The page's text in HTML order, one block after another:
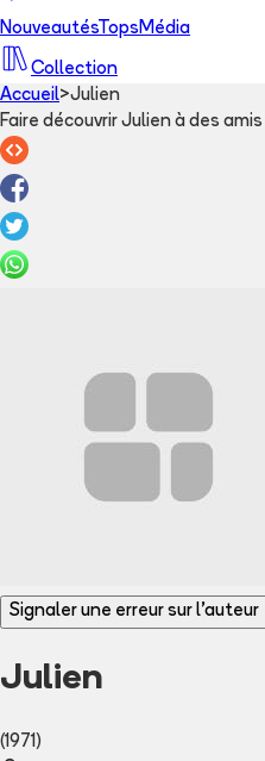
NouveautésTops Média
Collection
Accueil>Julien
Faire découvrir Julien à des amis
Signaler une erreur sur l'auteur
Julien
(1971)